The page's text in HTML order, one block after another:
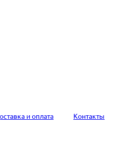
и оплата Контакты